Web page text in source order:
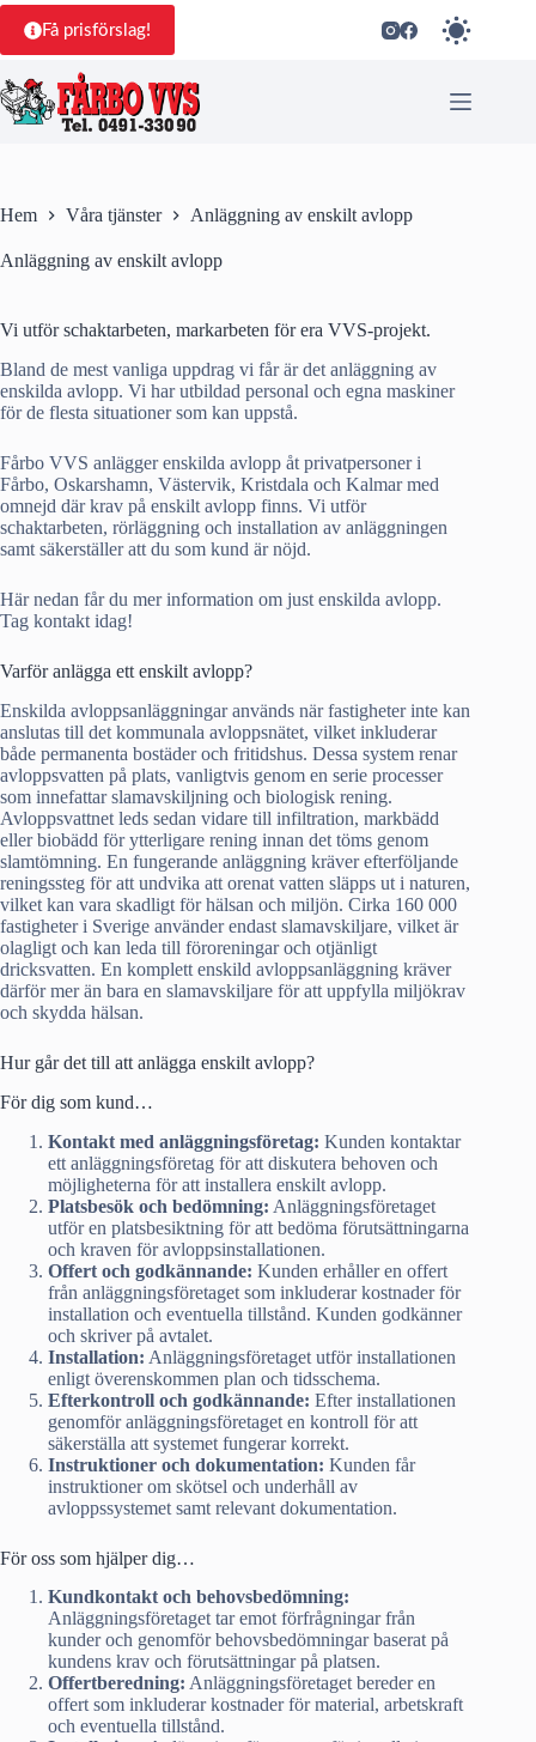
Hoppa
innehåll
Få prisförslag!
Hem Våra tjänster Anläggning av enskilt avlopp
Anläggning av enskilt avlopp
Vi utför schaktarbeten, markarbeten för era VVS-projekt.
Bland de mest vanliga uppdrag vi får är det anläggning av
enskilda avlopp. Vi har utbildad personal och egna maskiner
för de flesta situationer som kan uppstå.
Fårbo VVS anlägger enskilda avlopp åt privatpersoner i
Fårbo, Oskarshamn, Västervik, Kristdala och Kalmar med
omnejd där krav på enskilt avlopp finns. Vi utför
schaktarbeten, rörläggning och installation av anläggningen
samt säkerställer att du som kund är nöjd.
Här nedan får du mer information om just enskilda avlopp.
Tag kontakt idag!
Varför anlägga ett enskilt avlopp?
Enskilda avloppsanläggningar används när fastigheter inte kan
anslutas till det kommunala avloppsnätet, vilket inkluderar
både permanenta bostäder och fritidshus. Dessa system renar
avloppsvatten på plats, vanligtvis genom en serie processer
som innefattar slamavskiljning och biologisk rening.
Avloppsvattnet leds sedan vidare till infiltration, markbädd
eller biobädd för ytterligare rening innan det töms genom
slamtömning. En fungerande anläggning kräver efterföljande
reningssteg för att undvika att orenat vatten släpps ut i naturen,
vilket kan vara skadligt för hälsan och miljön. Cirka 160 000
fastigheter i Sverige använder endast slamavskiljare, vilket är
olagligt och kan leda till föroreningar och otjänligt
dricksvatten. En komplett enskild avloppsanläggning kräver
därför mer än bara en slamavskiljare för att uppfylla miljökrav
och skydda hälsan.
Hur går det till att anlägga enskilt avlopp?
För dig som kund…
Kontakt med anläggningsföretag: Kunden kontaktar
ett anläggningsföretag för att diskutera behoven och
möjligheterna för att installera enskilt avlopp.
Platsbesök och bedömning: Anläggningsföretaget
utför en platsbesiktning för att bedöma förutsättningarna
och kraven för avloppsinstallationen.
Offert och godkännande: Kunden erhåller en offert
från anläggningsföretaget som inkluderar kostnader för
installation och eventuella tillstånd. Kunden godkänner
och skriver på avtalet.
Installation: Anläggningsföretaget utför installationen
enligt överenskommen plan och tidsschema.
Efterkontroll och godkännande: Efter installationen
genomför anläggningsföretaget en kontroll för att
säkerställa att systemet fungerar korrekt.
Instruktioner och dokumentation: Kunden får
instruktioner om skötsel och underhåll av
avloppssystemet samt relevant dokumentation.
För oss som hjälper dig…
Kundkontakt och behovsbedömning:
Anläggningsföretaget tar emot förfrågningar från
kunder och genomför behovsbedömningar baserat på
kundens krav och förutsättningar på platsen.
Offertberedning: Anläggningsföretaget bereder en
offert som inkluderar kostnader för material, arbetskraft
och eventuella tillstånd.